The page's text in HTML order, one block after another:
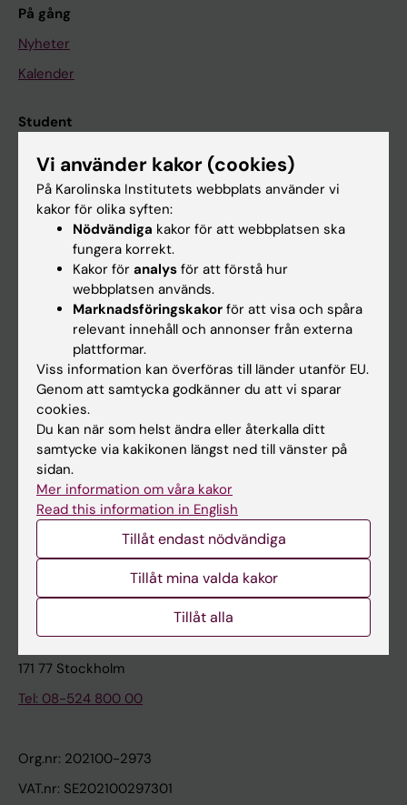
På gång
Nyheter
Kalender
Student
Ladok
Canvas
Schema
Studentmejlen
Kurs- och programwebbar
Student på KI
Medarbetare
Medarbetarportalen
Kontakta och besök KI
Universitetsbiblioteket
Stöd forskning och utbildning
Karolinska Institutet Innovation
Kontakta presstjänsten
Karolinska Institutet
171 77 Stockholm
Tel: 08-524 800 00
Org.nr: 202100-2973
VAT.nr: SE202100297301
Vi använder kakor (cookies)
På Karolinska Institutets webbplats använder vi
kakor för olika syften:
Nödvändiga kakor för att webbplatsen ska
fungera korrekt.
Kakor för analys för att förstå hur
webbplatsen används.
Marknadsföringskakor för att visa och spåra
relevant innehåll och annonser från externa
plattformar.
Viss information kan överföras till länder utanför EU.
Genom att samtycka godkänner du att vi sparar
cookies.
Du kan när som helst ändra eller återkalla ditt
samtycke via kakikonen längst ned till vänster på
sidan.
Mer information om våra kakor
Read this information in English
Tillåt endast nödvändiga
Tillåt mina valda kakor
Tillåt alla